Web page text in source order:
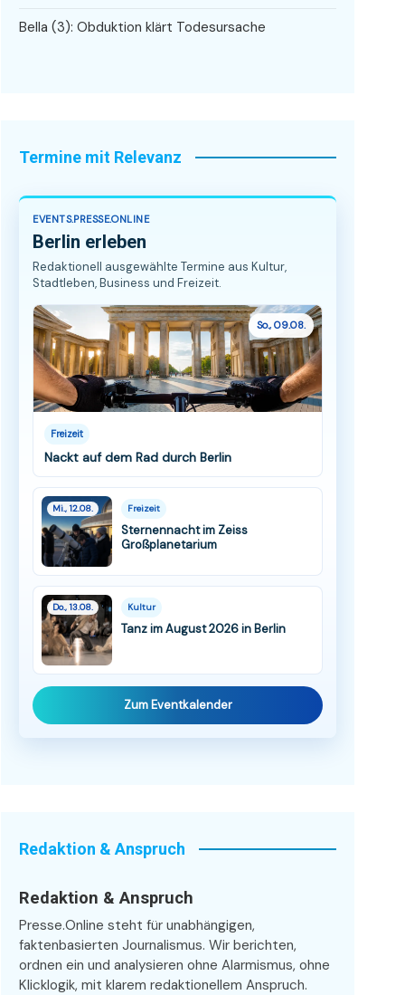
Bella (3): Obduktion klärt Todesursache
Termine mit Relevanz
EVENTS.PRESSE.ONLINE
Berlin erleben
Redaktionell ausgewählte Termine aus Kultur,
Stadtleben, Business und Freizeit.
So., 09.08.
Freizeit
Nackt auf dem Rad durch Berlin
Mi., 12.08. Freizeit
Sternennacht im Zeiss
Großplanetarium
Do., 13.08. Kultur
Tanz im August 2026 in Berlin
Zum Eventkalender
Redaktion & Anspruch
Redaktion & Anspruch
Presse.Online steht für unabhängigen,
faktenbasierten Journalismus. Wir berichten,
ordnen ein und analysieren ohne Alarmismus, ohne
Klicklogik, mit klarem redaktionellem Anspruch.